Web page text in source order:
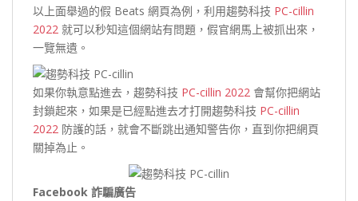
以上面舉過的假 Beats 網頁為例，利用趨勢科技 PC-cillin
2022 就可以秒知這個網站有問題，假官網馬上被抓出來，
一覽無遺。
如果你執意點進去，趨勢科技 PC-cillin 2022 會幫你把網站
封鎖起來，如果是已經點進去才打開趨勢科技 PC-cillin
2022 防護的話，就會不斷跳出通知警告你，直到你把網頁
關掉為止。
Facebook 詐騙廣告